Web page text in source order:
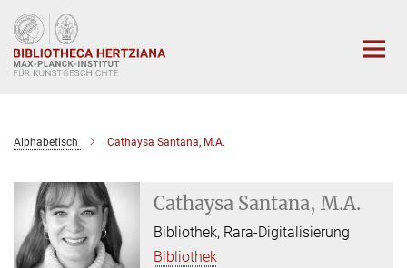
Hauptinhalt
Alphabetisch Cathaysa Santana, M.A.
Cathaysa Santana, M.A.
Bibliothek, Rara-Digitalisierung
Bibliothek